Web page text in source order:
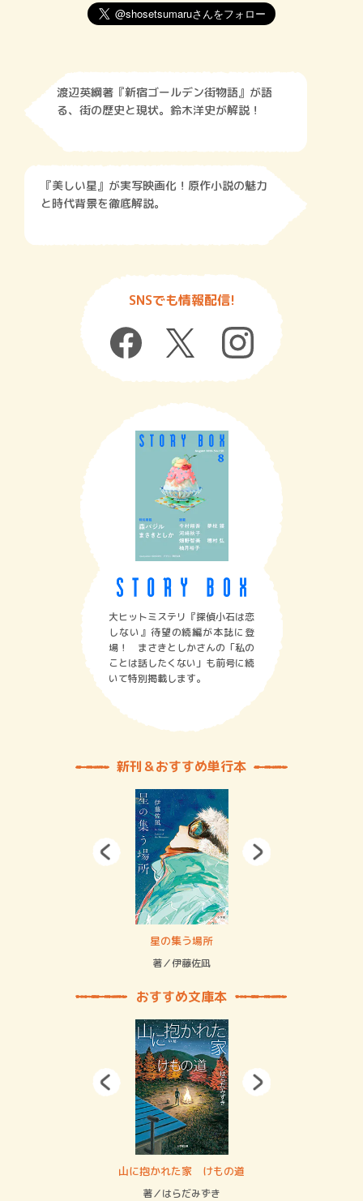
渡辺英綱著『新宿ゴールデン街物語』が語
る、街の歴史と現状。鈴木洋史が解説！
『美しい星』が実写映画化！原作小説の魅力
と時代背景を徹底解説。
SNSでも情報配信!
大ヒットミステリ『探偵小石は恋
しない』待望の続編が本誌に登
場！ まさきとしかさんの「私の
ことは話したくない」も前号に続
いて特別掲載します。
新刊＆おすすめ単行本
星の集う場所
著／伊藤佐凪
おすすめ文庫本
山に抱かれた家 けもの道
著／はらだみずき